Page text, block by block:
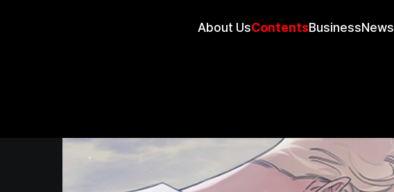
About UsContentsBusinessNews